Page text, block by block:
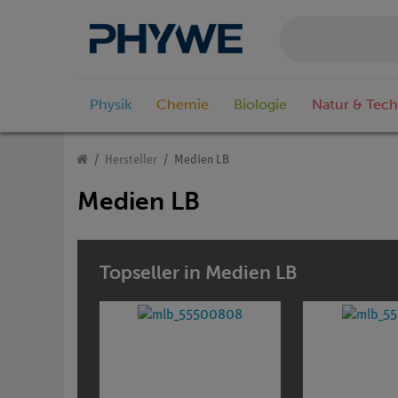
Physik Chemie Biologie Natur &
Hersteller Medien LB
Medien LB
Topseller in Medien LB